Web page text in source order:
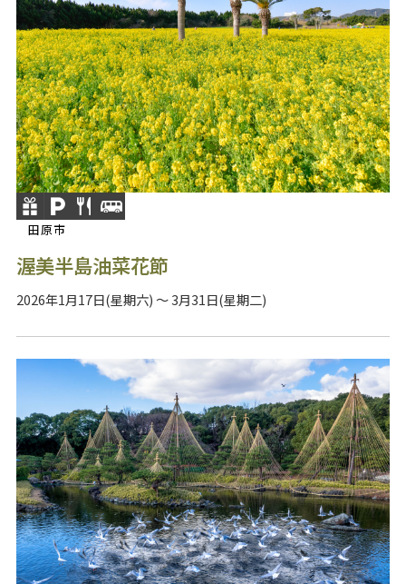
田原市
渥美半島油菜花節
2026年1月17日(星期六) ～ 3月31日(星期二)